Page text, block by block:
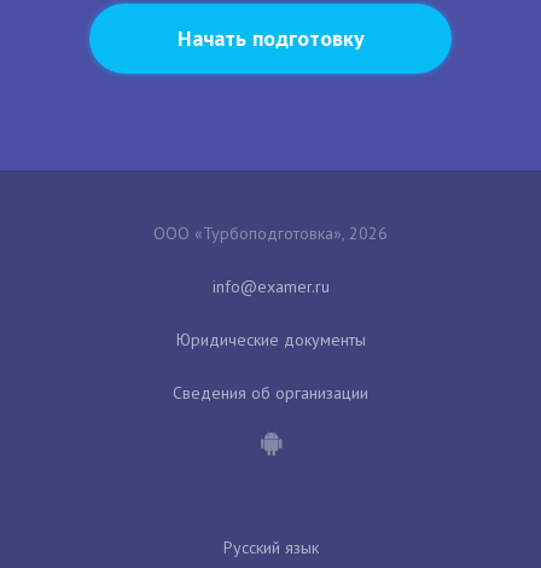
Начать подготовку
ООО «Турбоподготовка», 2026
Юридические документы
Сведения об организации
Русский язык